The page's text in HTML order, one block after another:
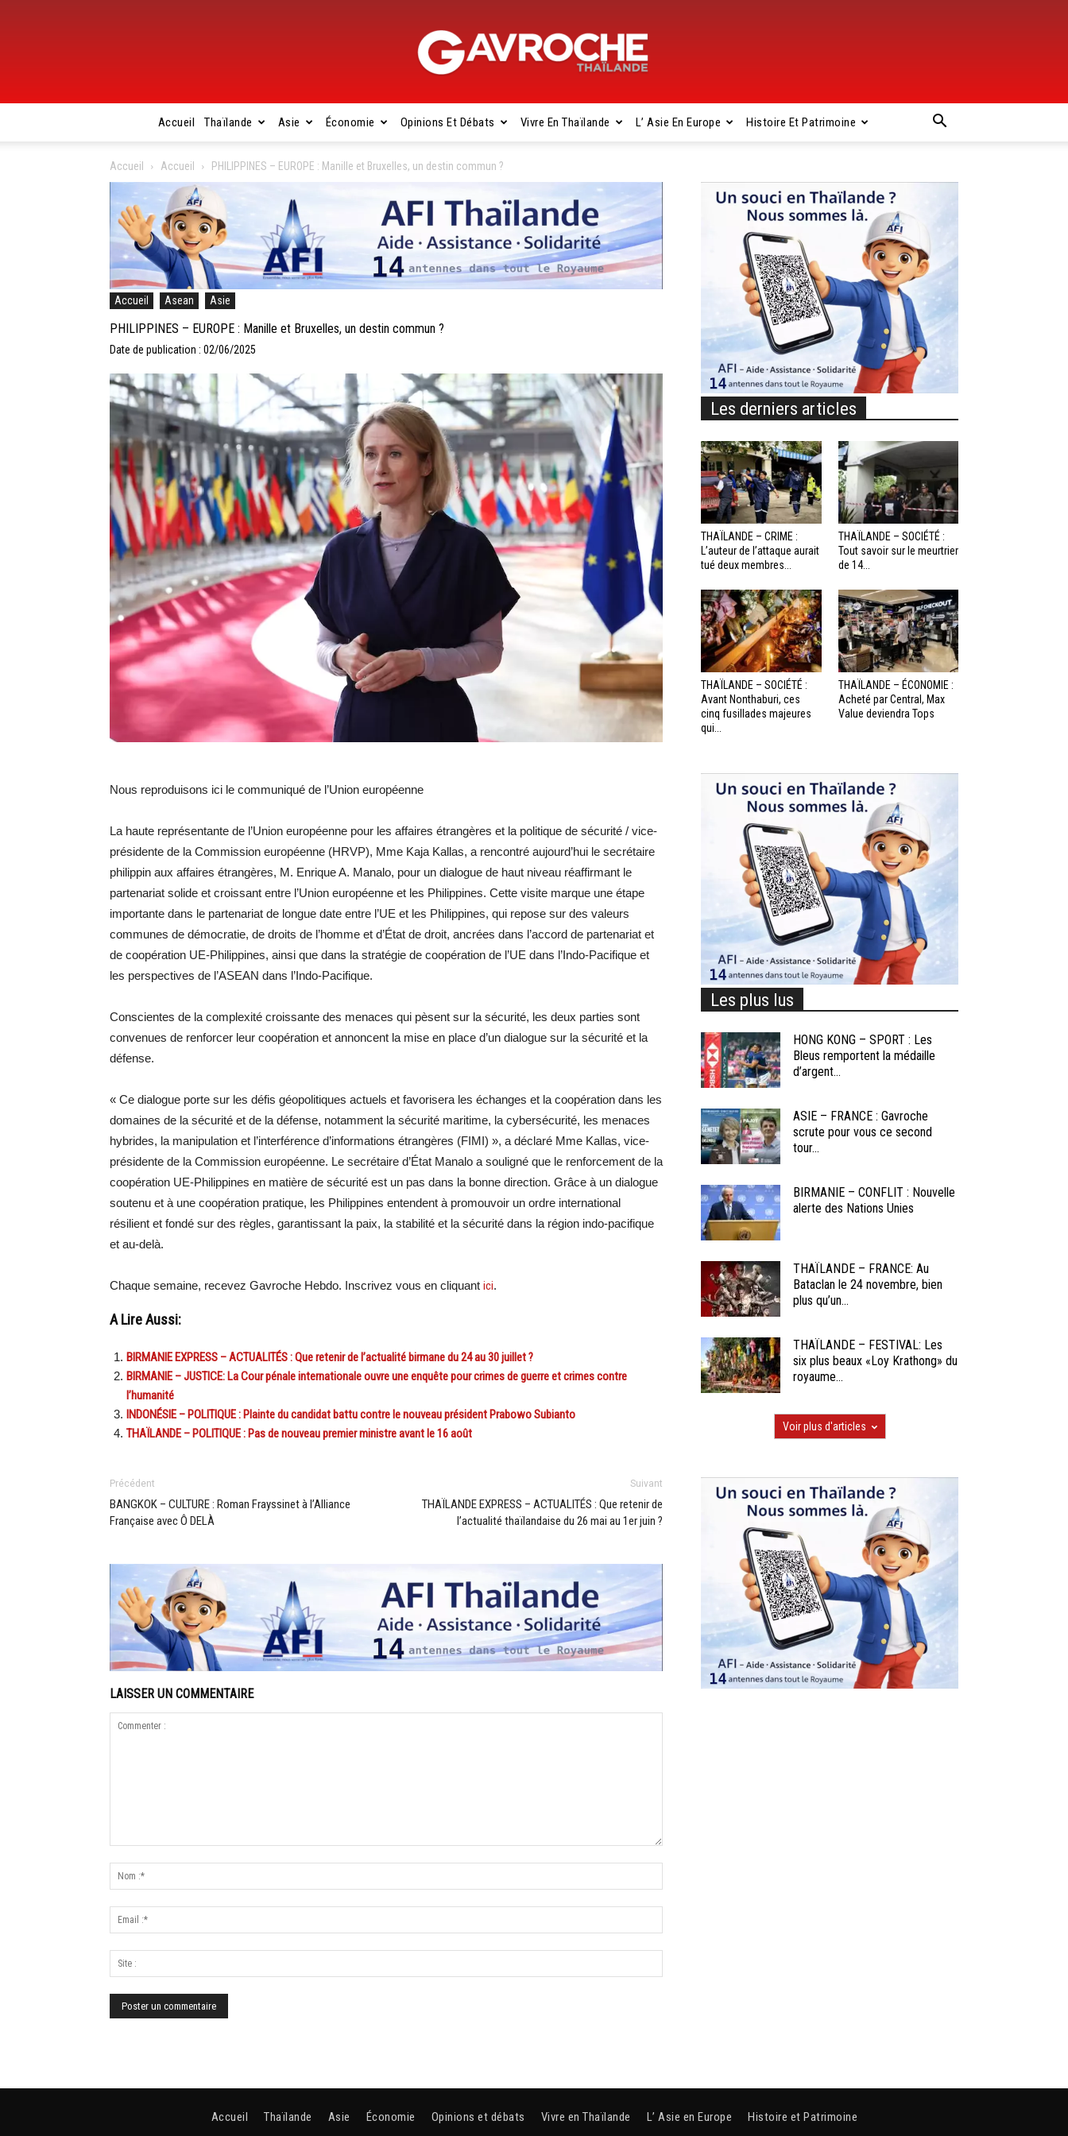
Gavroche
Thaïlande
Accueil Thaïlande Asie Économie Opinions Et Débats Vivre En Thaïlande L’ Asie En Europe Histoire Et Patrimoine
Accueil Accueil PHILIPPINES – EUROPE : Manille et Bruxelles, un destin commun ?
Accueil Asean Asie
PHILIPPINES – EUROPE : Manille et Bruxelles, un destin commun ?
Date de publication : 02/06/2025
Nous reproduisons ici le communiqué de l’Union européenne
La haute représentante de l’Union européenne pour les affaires étrangères et la politique de sécurité / vice-
présidente de la Commission européenne (HRVP), Mme Kaja Kallas, a rencontré aujourd’hui le secrétaire
philippin aux affaires étrangères, M. Enrique A. Manalo, pour un dialogue de haut niveau réaffirmant le
partenariat solide et croissant entre l’Union européenne et les Philippines. Cette visite marque une étape
importante dans le partenariat de longue date entre l’UE et les Philippines, qui repose sur des valeurs
communes de démocratie, de droits de l’homme et d’État de droit, ancrées dans l’accord de partenariat et
de coopération UE-Philippines, ainsi que dans la stratégie de coopération de l’UE dans l’Indo-Pacifique et
les perspectives de l’ASEAN dans l’Indo-Pacifique.
Conscientes de la complexité croissante des menaces qui pèsent sur la sécurité, les deux parties sont
convenues de renforcer leur coopération et annoncent la mise en place d’un dialogue sur la sécurité et la
défense.
« Ce dialogue porte sur les défis géopolitiques actuels et favorisera les échanges et la coopération dans les
domaines de la sécurité et de la défense, notamment la sécurité maritime, la cybersécurité, les menaces
hybrides, la manipulation et l’interférence d’informations étrangères (FIMI) », a déclaré Mme Kallas, vice-
présidente de la Commission européenne. Le secrétaire d’État Manalo a souligné que le renforcement de la
coopération UE-Philippines en matière de sécurité est un pas dans la bonne direction. Grâce à un dialogue
soutenu et à une coopération pratique, les Philippines entendent à promouvoir un ordre international
résilient et fondé sur des règles, garantissant la paix, la stabilité et la sécurité dans la région indo-pacifique
et au-delà.
Chaque semaine, recevez Gavroche Hebdo. Inscrivez vous en cliquant ici.
A Lire Aussi:
BIRMANIE EXPRESS – ACTUALITÉS : Que retenir de l’actualité birmane du 24 au 30 juillet ?
BIRMANIE – JUSTICE: La Cour pénale internationale ouvre une enquête pour crimes de guerre et crimes contre
l’humanité
INDONÉSIE – POLITIQUE : Plainte du candidat battu contre le nouveau président Prabowo Subianto
THAÏLANDE – POLITIQUE : Pas de nouveau premier ministre avant le 16 août
Précédent
BANGKOK – CULTURE : Roman Frayssinet à l’Alliance
Française avec Ô DELÀ
Suivant
THAÏLANDE EXPRESS – ACTUALITÉS : Que retenir de
l’actualité thaïlandaise du 26 mai au 1er juin ?
LAISSER UN COMMENTAIRE
Les derniers articles
THAÏLANDE – CRIME :
L’auteur de l’attaque aurait
tué deux membres...
THAÏLANDE – SOCIÉTÉ :
Tout savoir sur le meurtrier
de 14...
THAÏLANDE – SOCIÉTÉ :
Avant Nonthaburi, ces
cinq fusillades majeures
qui...
THAÏLANDE – ÉCONOMIE :
Acheté par Central, Max
Value deviendra Tops
Les plus lus
HONG KONG – SPORT : Les
Bleus remportent la médaille
d’argent...
ASIE – FRANCE : Gavroche
scrute pour vous ce second
tour...
BIRMANIE – CONFLIT : Nouvelle
alerte des Nations Unies
THAÏLANDE – FRANCE: Au
Bataclan le 24 novembre, bien
plus qu’un...
THAÏLANDE – FESTIVAL: Les
six plus beaux «Loy Krathong» du
royaume...
Voir plus d'articles
Accueil Thaïlande Asie Économie Opinions et débats Vivre en Thaïlande L’ Asie en Europe Histoire et Patrimoine